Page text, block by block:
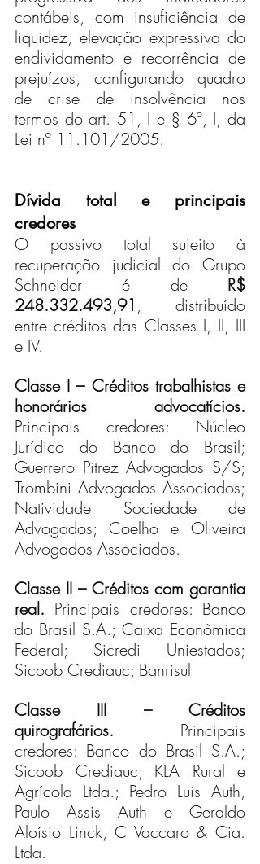
contábeis, com insuficiência de
liquidez, elevação expressiva do
endividamento e recorrência de
prejuízos, configurando quadro
de crise de insolvência nos
termos do art. 51, I e § 6º, I, da
Lei nº 11.101/2005.
Dívida total e principais
credores
O passivo total sujeito à
recuperação judicial do Grupo
Schneider é de R$
248.332.493,91 , distribuído
entre créditos das Classes I, II, III
e IV.
Classe I – Créditos trabalhistas e
Principais credores: Núcleo
Jurídico do Banco do Brasil;
Guerrero Pitrez Advogados S/S;
Trombini Advogados Associados;
Natividade Sociedade de
Advogados; Coelho e Oliveira
Advogados Associados.
Classe II – Créditos com garantia
real. Principais credores: Banco
do Brasil S.A.; Caixa Econômica
Federal; Sicredi Uniestados;
Sicoob Crediauc; Banrisul
Classe III – Créditos
quirografários. Principais
credores: Banco do Brasil S.A.;
Sicoob Crediauc; KLA Rural e
Agrícola Ltda.; Pedro Luis Auth,
Paulo Assis Auth e Geraldo
Aloísio Linck, C Vaccaro & Cia.
Ltda.